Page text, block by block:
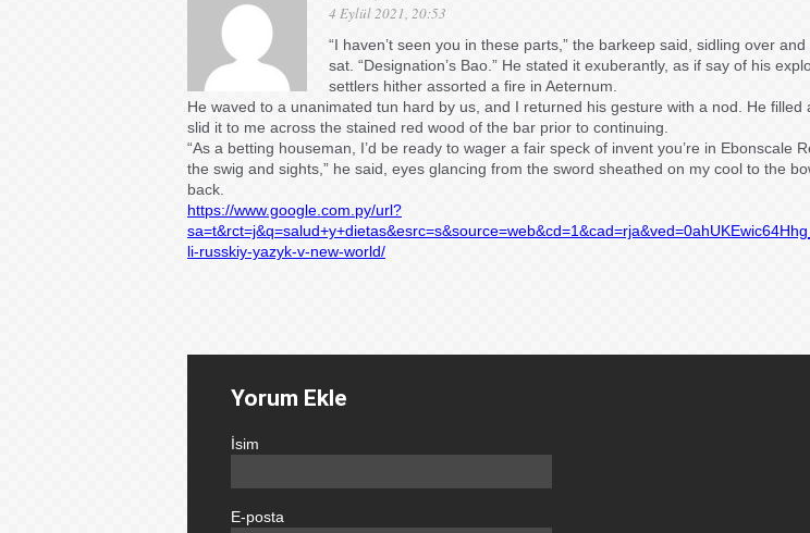
4 Eylül 2021, 20:53
“I haven’t seen you in these parts,” the barkeep said, sidling over
sat. “Designation’s Bao.” He stated it exuberantly, as if say of his
settlers hither assorted a fire in Aeternum.
He waved to a unanimated tun hard by us, and I returned his gesture with a nod. He filled
slid it to me across the stained red wood of the bar prior to continuing.
“As a betting houseman, I’d be ready to wager a fair speck of invent you’re in Ebonscale
the swig and sights,” he said, eyes glancing from the sword sheathed on my cool to the
back.
https://www.google.com.py/url?
li-russkiy-yazyk-v-new-world/
Yorum Ekle
İsim
E-posta